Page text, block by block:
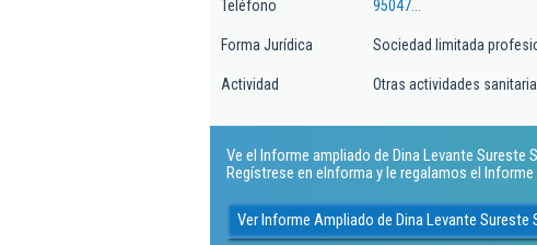
Teléfono 95047...
Forma Jurídica Sociedad limitada
Actividad Otras actividades
Ve el Informe ampliado de Dina Levante Sureste
Regístrese en eInforma y le regalamos el
Ver Informe Ampliado de Dina Levante Sureste